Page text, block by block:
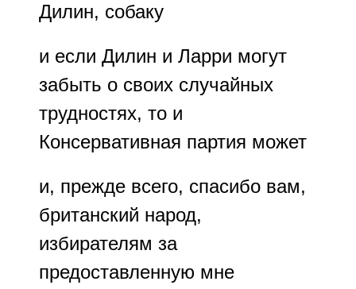
Дилин, собаку
и если Дилин и Ларри могут
забыть о своих случайных
трудностях, то и
Консервативная партия может
и, прежде всего, спасибо вам,
британский народ,
избирателям за
предоставленную мне